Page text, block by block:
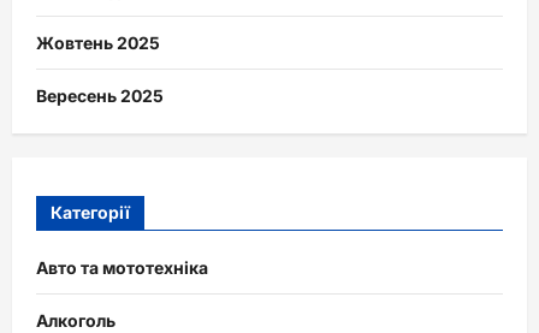
Жовтень 2025
Вересень 2025
Категорії
Авто та мототехніка
Алкоголь